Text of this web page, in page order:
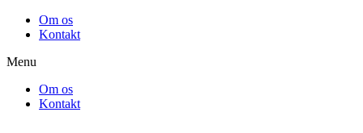
VidereOm os
Kontakt
Menu
Om os
Kontakt